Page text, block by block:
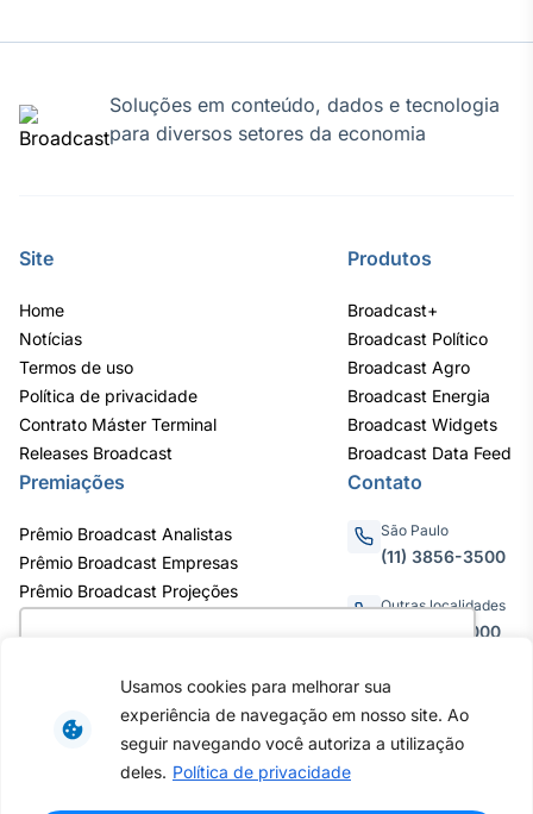
como você interage em nosso site e
personalizar conteúdo. Ao utilizar este site, você
concorda com o uso de cookies.
Saiba mais
Usamos cookies para melhorar sua
experiência de navegação em nosso site. Ao
seguir navegando você autoriza a utilização
deles. Política de privacidade
Soluções em conteúdo, dados e tecnologia
para diversos setores da economia
Site
Home
Notícias
Termos de uso
Política de privacidade
Contrato Máster Terminal
Releases Broadcast
Produtos
Broadcast+
Broadcast Político
Broadcast Agro
Broadcast Energia
Broadcast Widgets
Broadcast Data Feed
Premiações
Prêmio Broadcast Analistas
Prêmio Broadcast Empresas
Prêmio Broadcast Projeções
Contato
São Paulo
(11) 3856-3500
Outras localidades
0800.011.3000
Av. Eng. Caetano Álvares, 55 - 3º e
6º andar, Bairro do Limão, São
Paulo / SP, CEP 02598-900 -